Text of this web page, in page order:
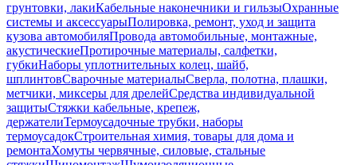
грунтовки, лакиКабельные наконечники и гильзыОхранные
системы и аксессуарыПолировка, ремонт, уход и защита
кузова автомобиляПровода автомобильные, монтажные,
акустическиеПротирочные материалы, салфетки,
губкиНаборы уплотнительных колец, шайб,
шплинтовСварочные материалыСверла, полотна, плашки,
метчики, миксеры для дрелейСредства индивидуальной
защитыСтяжки кабельные, крепеж,
держателиТермоусадочные трубки, наборы
термоусадокСтроительная химия, товары для дома и
ремонтаХомуты червячные, силовые, стальные